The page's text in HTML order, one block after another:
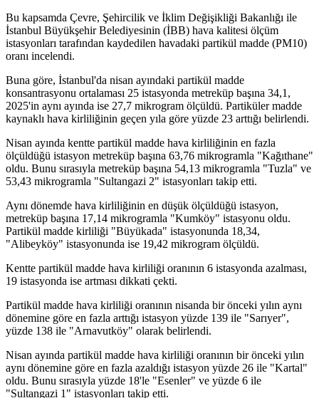
Bu kapsamda Çevre, Şehircilik ve İklim Değişikliği Bakanlığı ile
İstanbul Büyükşehir Belediyesinin (İBB) hava kalitesi ölçüm
istasyonları tarafından kaydedilen havadaki partikül madde (PM10)
oranı incelendi.
Buna göre, İstanbul'da nisan ayındaki partikül madde
konsantrasyonu ortalaması 25 istasyonda metreküp başına 34,1,
2025'in aynı ayında ise 27,7 mikrogram ölçüldü. Partiküler madde
kaynaklı hava kirliliğinin geçen yıla göre yüzde 23 arttığı belirlendi.
Nisan ayında kentte partikül madde hava kirliliğinin en fazla
ölçüldüğü istasyon metreküp başına 63,76 mikrogramla "Kağıthane"
oldu. Bunu sırasıyla metreküp başına 54,13 mikrogramla "Tuzla" ve
53,43 mikrogramla "Sultangazi 2" istasyonları takip etti.
Aynı dönemde hava kirliliğinin en düşük ölçüldüğü istasyon,
metreküp başına 17,14 mikrogramla "Kumköy" istasyonu oldu.
Partikül madde kirliliği "Büyükada" istasyonunda 18,34,
"Alibeyköy" istasyonunda ise 19,42 mikrogram ölçüldü.
Kentte partikül madde hava kirliliği oranının 6 istasyonda azalması,
19 istasyonda ise artması dikkati çekti.
Partikül madde hava kirliliği oranının nisanda bir önceki yılın aynı
dönemine göre en fazla arttığı istasyon yüzde 139 ile "Sarıyer",
yüzde 138 ile "Arnavutköy" olarak belirlendi.
Nisan ayında partikül madde hava kirliliği oranının bir önceki yılın
aynı dönemine göre en fazla azaldığı istasyon yüzde 26 ile "Kartal"
oldu. Bunu sırasıyla yüzde 18'le "Esenler" ve yüzde 6 ile
"Sultangazi 1" istasyonları takip etti.